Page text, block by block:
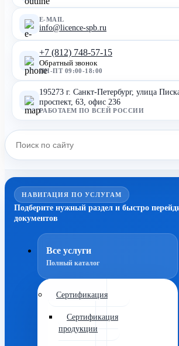
E-MAIL
info@licence-spb.ru
+7 (812) 748-57-15
Обратный звонок
ПН-ПТ 09:00-18:00
195273 г. Санкт-Петербург, улица
проспект, 63, офис 236
РАБОТАЕМ ПО ВСЕЙ РОССИИ
НАВИГАЦИЯ ПО УСЛУГАМ
Подберите нужный раздел и быстро
документов
Все услуги
Полный каталог
Сертификация
Сертификация
продукции